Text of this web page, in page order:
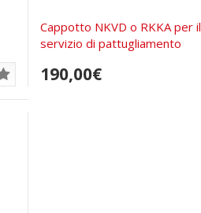
Cappotto NKVD o RKKA per il
servizio di pattugliamento
190,00€